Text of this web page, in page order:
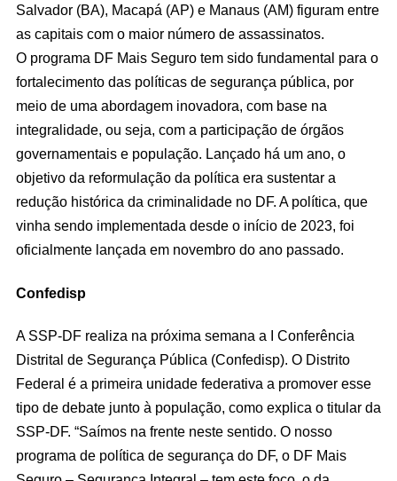
Salvador (BA), Macapá (AP) e Manaus (AM) figuram entre
as capitais com o maior número de assassinatos.
O programa DF Mais Seguro tem sido fundamental para o
fortalecimento das políticas de segurança pública, por
meio de uma abordagem inovadora, com base na
integralidade, ou seja, com a participação de órgãos
governamentais e população. Lançado há um ano, o
objetivo da reformulação da política era sustentar a
redução histórica da criminalidade no DF. A política, que
vinha sendo implementada desde o início de 2023, foi
oficialmente lançada em novembro do ano passado.
Confedisp
A SSP-DF realiza na próxima semana a I Conferência
Distrital de Segurança Pública (Confedisp). O Distrito
Federal é a primeira unidade federativa a promover esse
tipo de debate junto à população, como explica o titular da
SSP-DF. “Saímos na frente neste sentido. O nosso
programa de política de segurança do DF, o DF Mais